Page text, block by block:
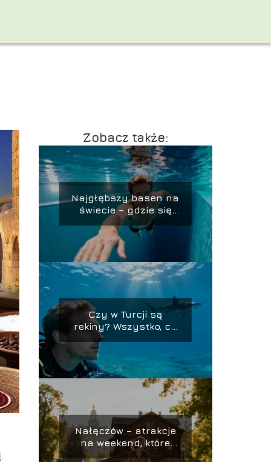
Zobacz także:
Najgłębszy basen na
świecie – gdzie się
znajduje i ile ma
metrów?
Czy w Turcji są
rekiny? Wszystko, co
musisz wiedzieć
Nałęczów – atrakcje
na weekend, które
warto zobaczyć